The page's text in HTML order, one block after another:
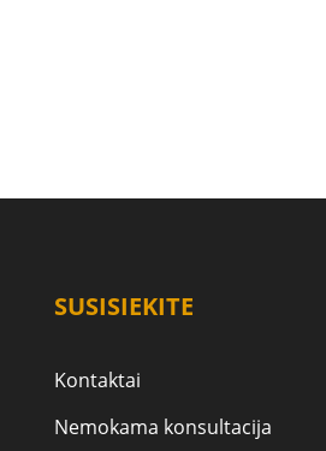
SUSISIEKITE
Kontaktai
Nemokama konsultacija